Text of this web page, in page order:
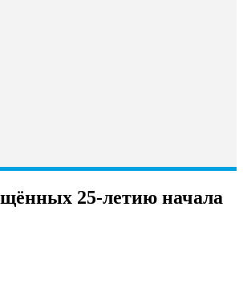
25-летию начала